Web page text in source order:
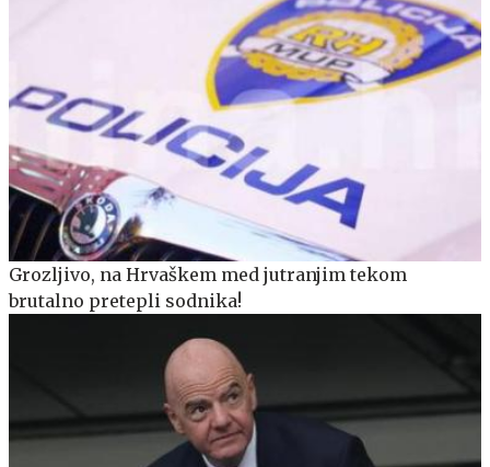
Grozljivo, na Hrvaškem med jutranjim tekom
brutalno pretepli sodnika!